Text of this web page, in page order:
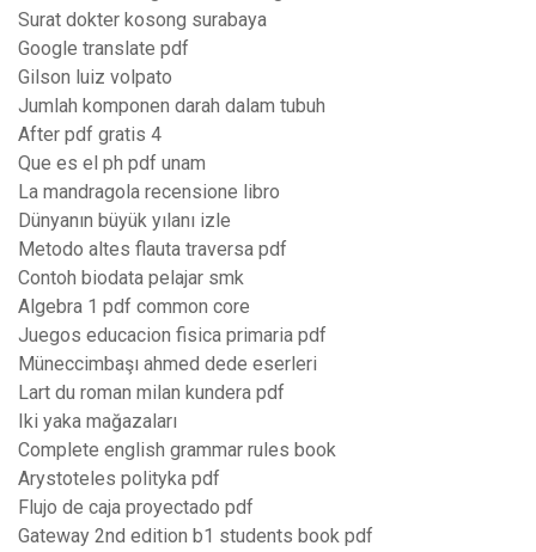
Surat dokter kosong surabaya
Google translate pdf
Gilson luiz volpato
Jumlah komponen darah dalam tubuh
After pdf gratis 4
Que es el ph pdf unam
La mandragola recensione libro
Dünyanın büyük yılanı izle
Metodo altes flauta traversa pdf
Contoh biodata pelajar smk
Algebra 1 pdf common core
Juegos educacion fisica primaria pdf
Müneccimbaşı ahmed dede eserleri
Lart du roman milan kundera pdf
Iki yaka mağazaları
Complete english grammar rules book
Arystoteles polityka pdf
Flujo de caja proyectado pdf
Gateway 2nd edition b1 students book pdf